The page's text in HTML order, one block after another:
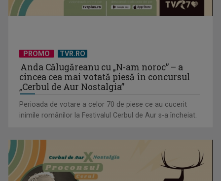
PROMO TVR.RO
Anda Călugăreanu cu „N-am noroc” – a
cincea cea mai votată piesă în concursul
„Cerbul de Aur Nostalgia”
Perioada de votare a celor 70 de piese ce au cucerit
inimile românilor la Festivalul Cerbul de Aur s-a încheiat.